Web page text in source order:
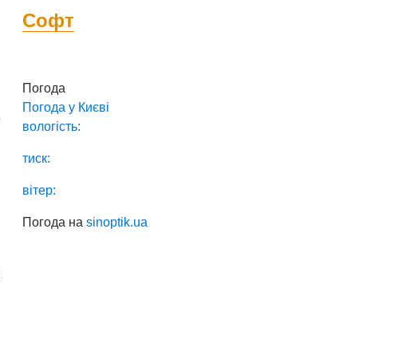
Софт
Погода
Погода у Києві
вологість:
тиск:
вітер:
Погода наsinoptik.ua